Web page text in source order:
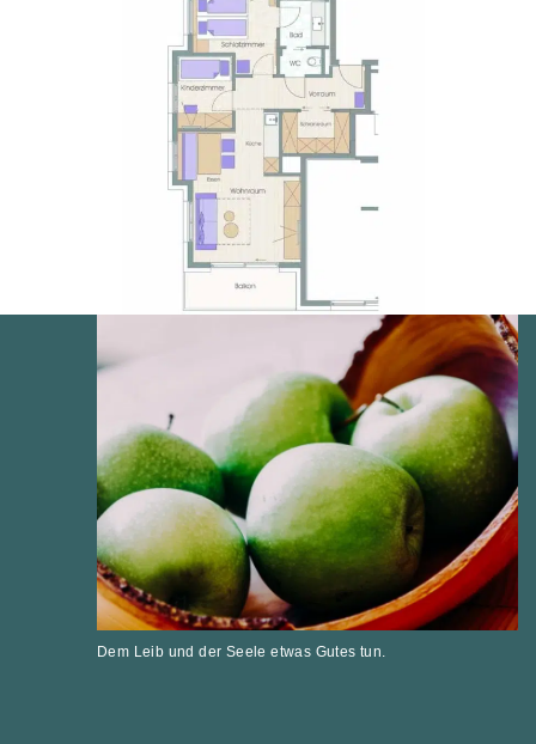
Dem Leib und der Seele etwas Gutes tun.